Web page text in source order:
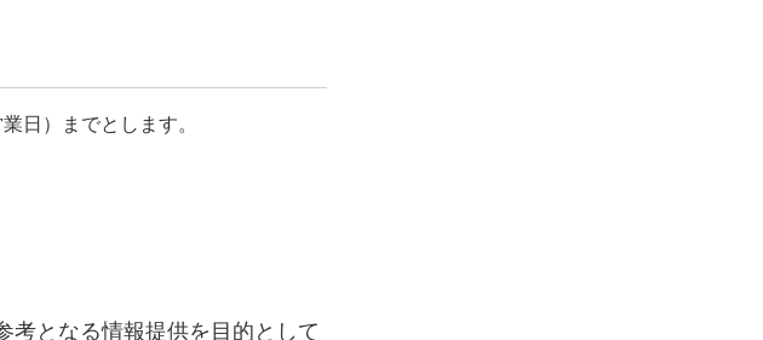
日）までとします。
考となる情報提供を目的として